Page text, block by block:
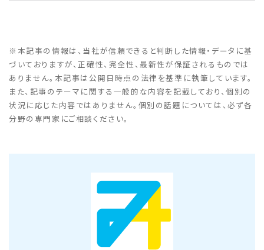
※本記事の情報は、当社が信頼できると判断した情報・データに基
づいておりますが、正確性、完全性、最新性が保証されるものでは
ありません。本記事は公開日時点の法律を基準に執筆しています。
また、記事のテーマに関する一般的な内容を記載しており、個別の
状況に応じた内容ではありません。個別の話題については、必ず各
分野の専門家にご相談ください。